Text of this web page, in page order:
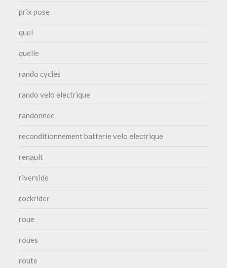
prix pose
quel
quelle
rando cycles
rando velo electrique
randonnee
reconditionnement batterie velo electrique
renault
riverside
rockrider
roue
roues
route